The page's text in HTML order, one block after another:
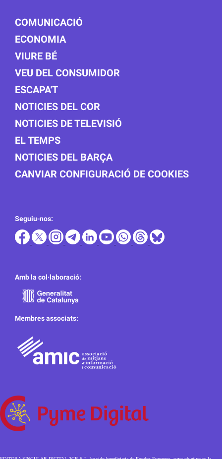
COMUNICACIÓ
ECONOMIA
VIURE BÉ
VEU DEL CONSUMIDOR
ESCAPA'T
NOTICIES DEL COR
NOTICIES DE TELEVISIÓ
EL TEMPS
NOTICIES DEL BARÇA
CANVIAR CONFIGURACIÓ DE COOKIES
Seguiu-nos:
Amb la col·laboració:
Membres associats: